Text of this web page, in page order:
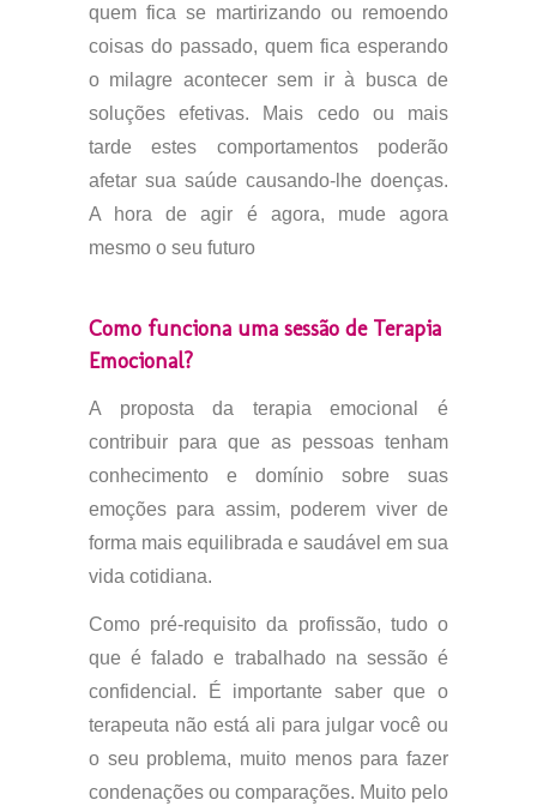
quem fica se martirizando ou remoendo
coisas do passado, quem fica esperando
o milagre acontecer sem ir à busca de
soluções efetivas. Mais cedo ou mais
tarde estes comportamentos poderão
afetar sua saúde causando-lhe doenças.
A hora de agir é agora, mude agora
mesmo o seu futuro
Como funciona uma sessão de Terapia
Emocional?
A proposta da terapia emocional é
contribuir para que as pessoas tenham
conhecimento e domínio sobre suas
emoções para assim, poderem viver de
forma mais equilibrada e saudável em sua
vida cotidiana.
Como pré-requisito da profissão, tudo o
que é falado e trabalhado na sessão é
confidencial. É importante saber que o
terapeuta não está ali para julgar você ou
o seu problema, muito menos para fazer
condenações ou comparações. Muito pelo